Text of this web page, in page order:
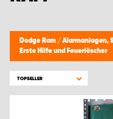
Dodge Ram / Alarmanlagen,
Erste Hilfe und Feuerlöscher
TOPSELLER
WORK SYSTEM HAMBURG
WORK SYSTEM LUDWIGSHAFEN
WORK SYSTEM MAGDEBURG